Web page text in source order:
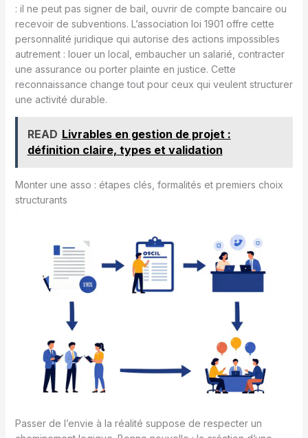
: il ne peut pas signer de bail, ouvrir de compte bancaire ou
recevoir de subventions. L’association loi 1901 offre cette
personnalité juridique qui autorise des actions impossibles
autrement : louer un local, embaucher un salarié, contracter
une assurance ou porter plainte en justice. Cette
reconnaissance change tout pour ceux qui veulent structurer
une activité durable.
READ Livrables en gestion de projet :
définition claire, types et validation
Monter une asso : étapes clés, formalités et premiers choix
structurants
Passer de l’envie à la réalité suppose de respecter un